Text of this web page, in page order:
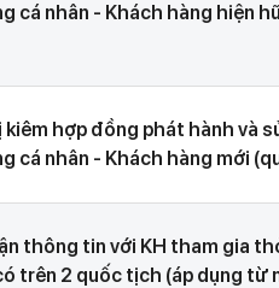
cá nhân - Khách hàng hiện
kiêm hợp đồng phát hành và
cá nhân - Khách hàng mới
thông tin với KH tham gia
trên 2 quốc tịch (áp dụng